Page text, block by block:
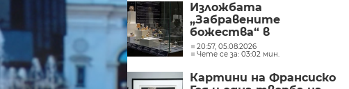
Изложбата
„Забравените
божества“ в
Националния
археологически
БАН
20:57, 05.08.2026
Чете се за: 03:02 мин.
Картини на Франсиско